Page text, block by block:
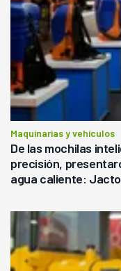
Maquinarias y vehículos
De las mochilas
precisión,
agua caliente: